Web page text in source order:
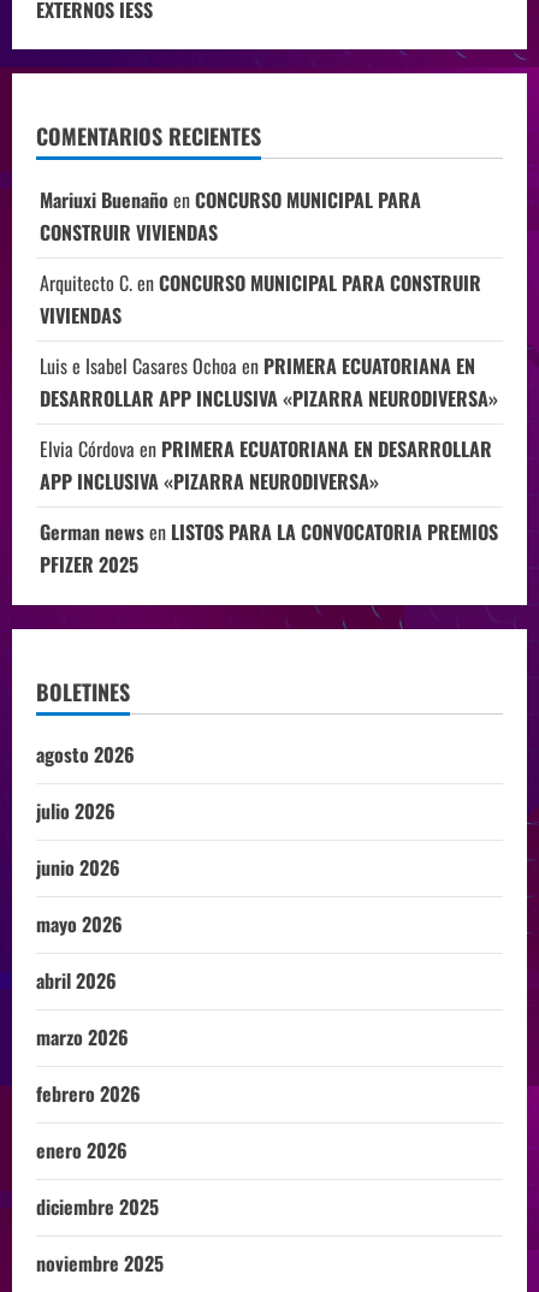
EXTERNOS IESS
COMENTARIOS RECIENTES
Mariuxi Buenaño enCONCURSO MUNICIPAL PARA
CONSTRUIR VIVIENDAS
Arquitecto C.enCONCURSO MUNICIPAL PARA CONSTRUIR
VIVIENDAS
Luis e Isabel Casares Ochoa en PRIMERA ECUATORIANA EN
DESARROLLAR APP INCLUSIVA «PIZARRA NEURODIVERSA»
Elvia Córdova en PRIMERA ECUATORIANA EN DESARROLLAR
APP INCLUSIVA «PIZARRA NEURODIVERSA»
German newsen LISTOS PARA LA CONVOCATORIA PREMIOS
PFIZER 2025
BOLETINES
agosto 2026
julio 2026
junio 2026
mayo 2026
abril 2026
marzo 2026
febrero 2026
enero 2026
diciembre 2025
noviembre 2025